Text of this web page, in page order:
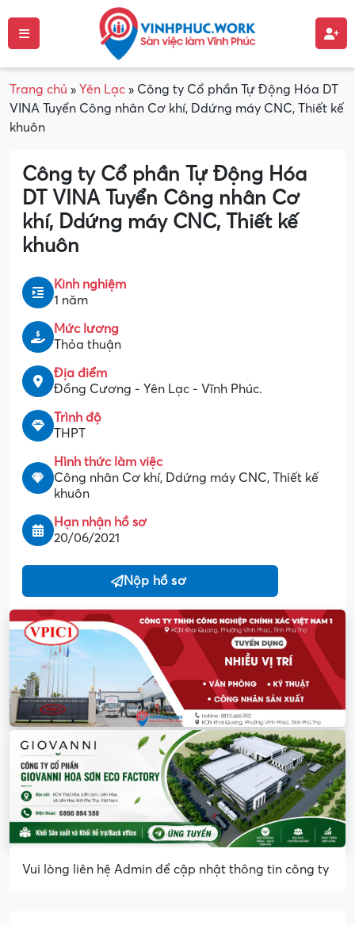
Trang chủ » Yên Lạc » Công ty Cổ phần Tự Động Hóa DT
VINA Tuyển Công nhân Cơ khí, Ddứng máy CNC, Thiết kế
khuôn
Công ty Cổ phần Tự Động Hóa
DT VINA Tuyển Công nhân Cơ
khí, Ddứng máy CNC, Thiết kế
khuôn
Kinh nghiệm
1 năm
Mức lương
Thỏa thuận
Địa điểm
Đồng Cương - Yên Lạc - Vĩnh Phúc.
Trình độ
THPT
Hình thức làm việc
Công nhân Cơ khí, Ddứng máy CNC, Thiết kế
khuôn
Hạn nhận hồ sơ
20/06/2021
Nộp hồ sơ
Vui lòng liên hệ Admin để cập nhật thông tin công ty